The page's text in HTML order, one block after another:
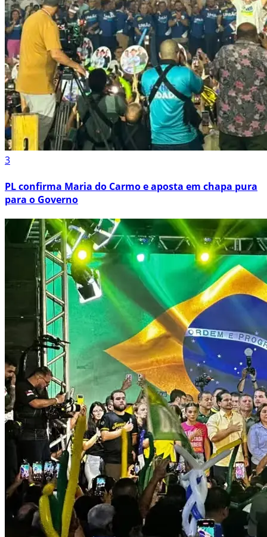
3
PL confirma Maria do Carmo e aposta em chapa pura
para o Governo